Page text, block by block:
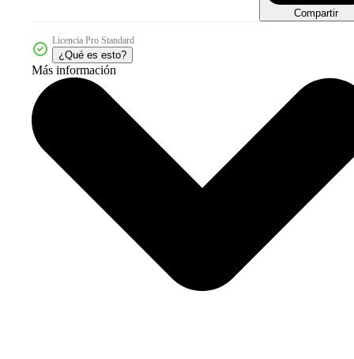
Compartir
Licencia Pro Standard
¿Qué es esto?
Más información